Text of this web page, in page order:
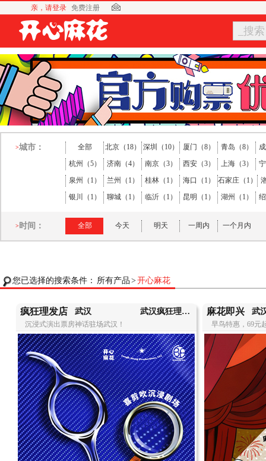
亲，请登录 免费注册
_搜索
>城市： 全部 北京（18） 深圳（10） 厦门（8） 青岛（8）
杭州（5）
济南（4） 南京（3） 西安（3） 上海（3）
泉州（1）
兰州（1） 桂林（1） 海口（1） 石家庄（1）
银川（1）
聊城（1） 临沂（1） 昆明（1） 湖州（1）
>时间： 全部 今天 明天 一周内 一个月内
您已选择的搜索条件： 所有产品 > 开心麻花
疯狂理发店 武汉 武汉疯狂理发店-开心麻花喜剪吹沉浸剧场
沉浸式演出票房神话驻场武汉！
麻花即兴 武
早鸟特惠，69元